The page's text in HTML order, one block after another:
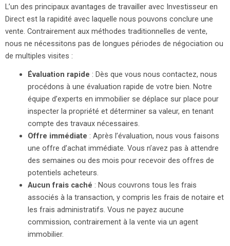
L’un des principaux avantages de travailler avec Investisseur en
Direct est la rapidité avec laquelle nous pouvons conclure une
vente. Contrairement aux méthodes traditionnelles de vente,
nous ne nécessitons pas de longues périodes de négociation ou
de multiples visites :
Évaluation rapide : Dès que vous nous contactez, nous
procédons à une évaluation rapide de votre bien. Notre
équipe d’experts en immobilier se déplace sur place pour
inspecter la propriété et déterminer sa valeur, en tenant
compte des travaux nécessaires.
Offre immédiate : Après l’évaluation, nous vous faisons
une offre d’achat immédiate. Vous n’avez pas à attendre
des semaines ou des mois pour recevoir des offres de
potentiels acheteurs.
Aucun frais caché : Nous couvrons tous les frais
associés à la transaction, y compris les frais de notaire et
les frais administratifs. Vous ne payez aucune
commission, contrairement à la vente via un agent
immobilier.